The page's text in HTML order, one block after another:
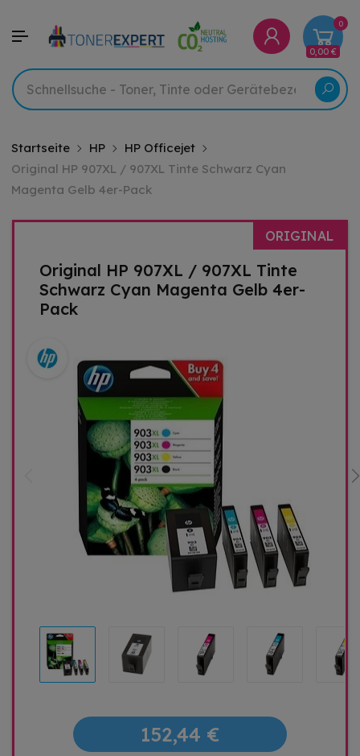
0
0,00 €
Startseite HP
HP Officejet
Original HP 907XL / 907XL Tinte Schwarz Cyan
Magenta Gelb 4er-Pack
ORIGINAL
Original HP 907XL / 907XL Tinte
Schwarz Cyan Magenta Gelb 4er-
Pack
152,44 €